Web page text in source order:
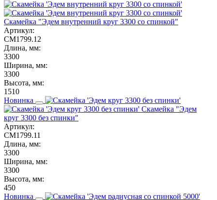
Скамейка "Эдем внутренний круг 3300 со спинкой"
Артикул:
СМ1799.12
Длина, мм:
3300
Ширина, мм:
3300
Высота, мм:
1510
Новинка
Скамейка "Эдем
круг 3300 без спинки"
Артикул:
СМ1799.11
Длина, мм:
3300
Ширина, мм:
3300
Высота, мм:
450
Новинка